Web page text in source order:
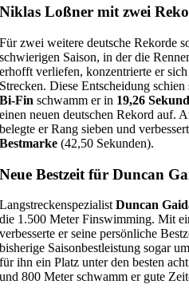
Niklas Loßner mit zwei
Für zwei weitere deutsche Rekorde
schwierigen Saison, in der die
erhofft verliefen, konzentrierte er
Strecken. Diese Entscheidung
Bi-Fin schwamm er in 19,26
einen neuen deutschen Rekord auf.
belegte er Rang sieben und
Bestmarke (42,50 Sekunden).
Neue Bestzeit für Duncan
LangstreckenspezialistDuncan
die 1.500 Meter Finswimming. Mit
verbesserte er seine persönliche
bisherige Saisonbestleistung sogar
für ihn ein Platz unter den besten
und 800 Meter schwamm er gute